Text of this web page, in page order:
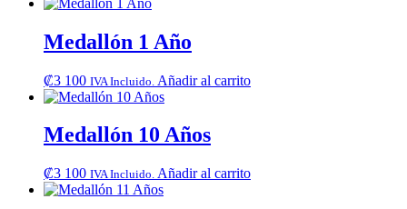
Medallón 1 Año
₡3 100 IVA Incluido. Añadir al carrito
Medallón 10 Años
₡3 100 IVA Incluido. Añadir al carrito